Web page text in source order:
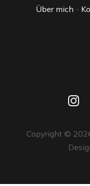
Über mich -
Copyright ©